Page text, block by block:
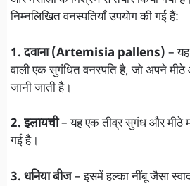
निम्नलिखित वनस्पतियाँ उपयोग की गई हैं:
1. दवाना (Artemisia pallens) – यह
वाली एक सुगंधित वनस्पति है, जो अपने
जानी जाती है।
2. इलायची– यह एक तीव्र सुगंध और मीठे
गई है।
3. धनिया बीज– इसमें हल्का नींबू जैसा